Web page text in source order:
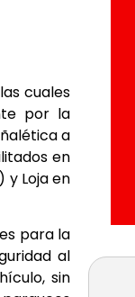
cuales
por la
a
en
y Loja en
para la
al
sin